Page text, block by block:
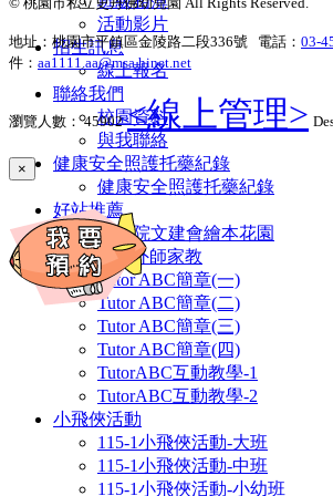
活動影片
招生訊息
線上報名
聯絡我們
校園資料
與我聯絡
健康安全照護托藥紀錄
健康安全照護托藥紀錄
好站推薦
行政院文建會繪本花園
Tutor ABC外師家教
Tutor ABC簡章(一)
Tutor ABC簡章(二)
Tutor ABC簡章(三)
Tutor ABC簡章(四)
TutorABC互動教學-1
TutorABC互動教學-2
小飛俠活動
115-1小飛俠活動-大班
115-1小飛俠活動-中班
115-1小飛俠活動-小幼班
地址：桃園市平鎮區金陵路二段336號 電話： 03-
件： aa1111.aa@msa.hinet.net
瀏覽人數： 45902 <線上管理>
×